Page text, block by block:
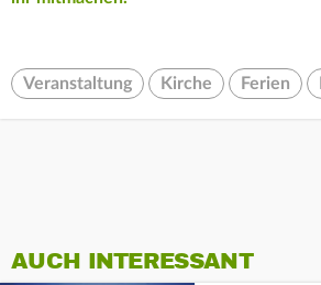
Veranstaltung Kirche Ferien
AUCH INTERESSANT